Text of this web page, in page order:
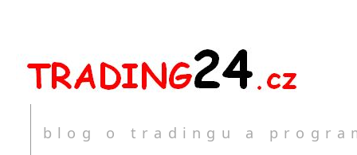
blog o tradingu a